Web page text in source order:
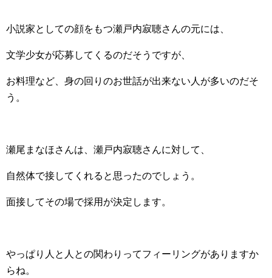
小説家としての顔をもつ瀬戸内寂聴さんの元には、
文学少女が応募してくるのだそうですが、
お料理など、身の回りのお世話が出来ない人が多いのだそ
う。
瀬尾まなほさんは、瀬戸内寂聴さんに対して、
自然体で接してくれると思ったのでしょう。
面接してその場で採用が決定します。
やっぱり人と人との関わりってフィーリングがありますか
らね。